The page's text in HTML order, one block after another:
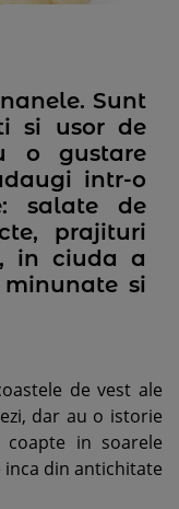
Sunt
si usor de
o gustare
intr-o
salate de
prajituri
in ciuda a
si
de vest ale
dar au o istorie
coapte in soarele
din antichitate